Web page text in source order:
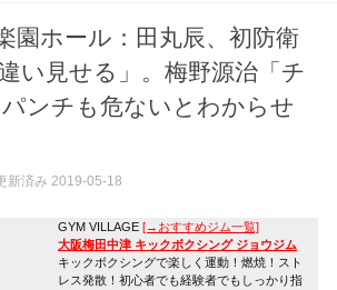
園ホール：田丸辰、初防衛
い見せる」。梅野源治「チ
ンチも危ないとわからせ
新済み 2019-05-18
GYM VILLAGE [→おすすめジム一覧]
大阪梅田中津 キックボクシング ジョウジム
キックボクシングで楽しく運動！燃焼！スト
レス発散！初心者でも経験者でもしっかり指